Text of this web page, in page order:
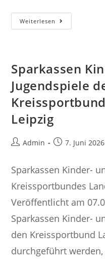
Weiterlesen Sommerfest
Der
Sparkassen
Jugendspiele
Leipzig
Beitrags-
Admin
Beitrag7. Juni 2026
Sparkassen Kinder-
Kreissportbundes
Veröffentlicht am
Sparkassen Kinder-
den Kreissportbund
durchgeführt